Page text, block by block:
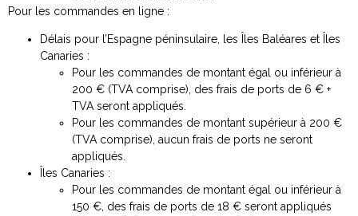
Pour les commandes en ligne :
Délais pour l’Espagne péninsulaire, les Îles Baléares et Îles
Canaries :
Pour les commandes de montant égal ou inférieur à
200 € (TVA comprise), des frais de ports de 6 € +
TVA seront appliqués.
Pour les commandes de montant supérieur à 200 €
(TVA comprise), aucun frais de ports ne seront
appliqués.
Îles Canaries :
Pour les commandes de montant égal ou inférieur à
150 €, des frais de ports de 18 € seront appliqués